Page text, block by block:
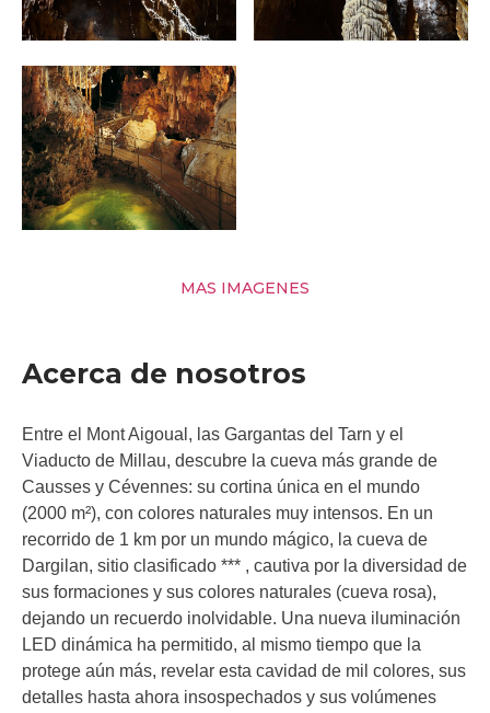
MAS IMAGENES
Acerca de nosotros
Entre el Mont Aigoual, las Gargantas del Tarn y el
Viaducto de Millau, descubre la cueva más grande de
Causses y Cévennes: su cortina única en el mundo
(2000 m²), con colores naturales muy intensos. En un
recorrido de 1 km por un mundo mágico, la cueva de
Dargilan, sitio clasificado *** , cautiva por la diversidad de
sus formaciones y sus colores naturales (cueva rosa),
dejando un recuerdo inolvidable. Una nueva iluminación
LED dinámica ha permitido, al mismo tiempo que la
protege aún más, revelar esta cavidad de mil colores, sus
detalles hasta ahora insospechados y sus volúmenes